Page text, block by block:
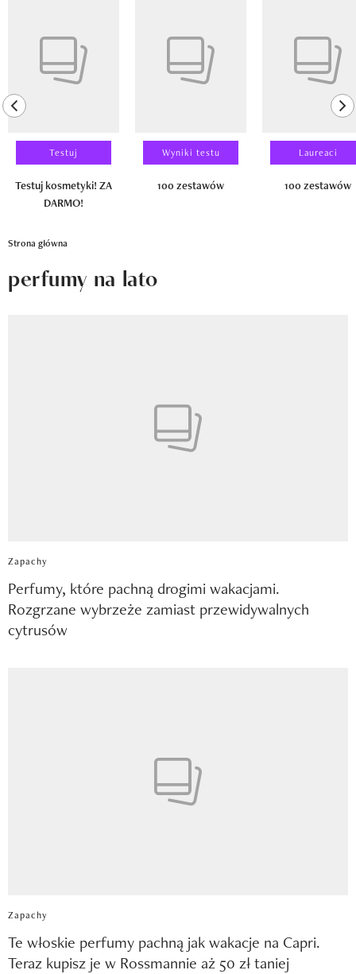
Wizaz Summer Influ School
Mój profil / Zarejestruj się
previous element
Testuj
Testuj kosmetyki! ZA
DARMO!
Wyniki testu
100 zestawów
Laureaci
100 zestawów
Strona główna
perfumy na lato
Zapachy
Perfumy, które pachną drogimi wakacjami.
Rozgrzane wybrzeże zamiast przewidywalnych
cytrusów
Zapachy
Te włoskie perfumy pachną jak wakacje na Capri.
Teraz kupisz je w Rossmannie aż 50 zł taniej